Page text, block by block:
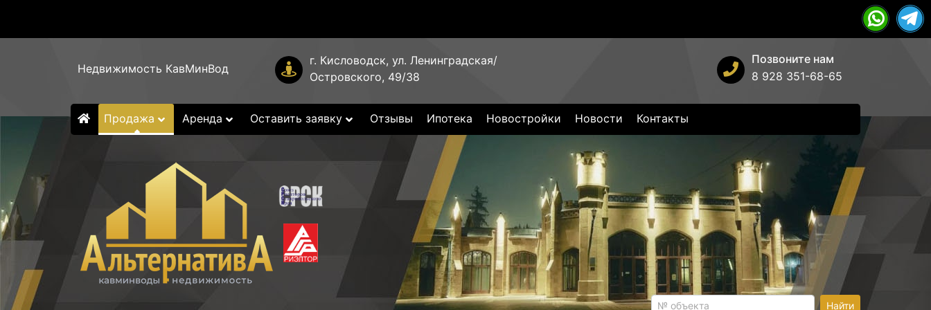
Недвижимость КавМинВод
г. Кисловодск, ул. Ленинградская/
Островского, 49/38
Позвоните нам
8 928 351-68-65
Продажа Аренда Оставить заявку Отзывы Ипотека Новостройки Новости Контакты
Найти